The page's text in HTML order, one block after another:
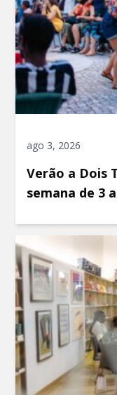
ago 3, 2026
Verão a Dois
semana de 3